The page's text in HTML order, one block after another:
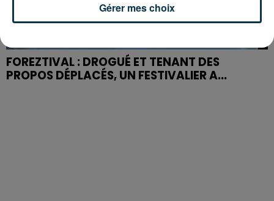
FOREZTIVAL : DROGUÉ ET TENANT DES
PROPOS DÉPLACÉS, UN FESTIVALIER A...
Gérer mes choix